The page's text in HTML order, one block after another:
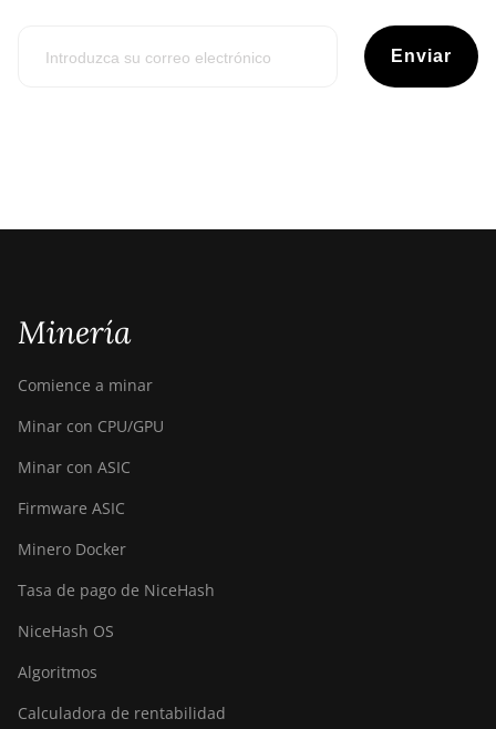
Enviar
Minería
Comience a minar
Minar con CPU/GPU
Minar con ASIC
Firmware ASIC
Minero Docker
Tasa de pago de NiceHash
NiceHash OS
Algoritmos
Calculadora de rentabilidad